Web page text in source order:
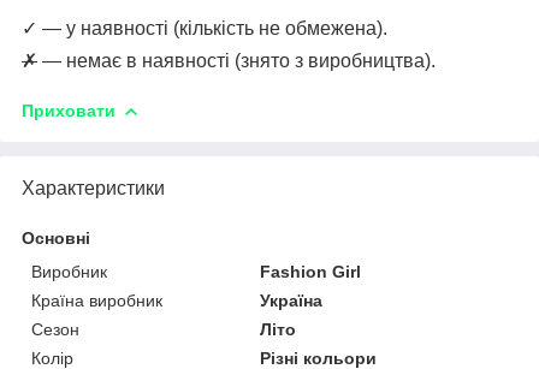
✓ — у наявності (кількість не обмежена).
✗ — немає в наявності (знято з виробництва).
Приховати
Характеристики
Основні
Виробник
Fashion Girl
Країна виробник
Україна
Сезон
Літо
Колір
Різні кольори